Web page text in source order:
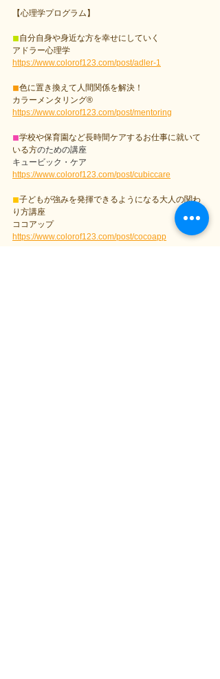
【心理学プログラム】
◼︎自分自身や身近な方を幸せにしていく
アドラー心理学
https://www.colorof123.com/post/adler-1
◼︎色に置き換えて人間関係を解決！
カラーメンタリング®︎
https://www.colorof123.com/post/mentoring
◼︎学校や保育園など長時間ケアするお仕事に就いて
いる方のための講座
キュービック・ケア
https://www.colorof123.com/post/cubiccare
◼︎子どもが強みを発揮できるようになる大人の関わ
り方講座
ココアップ
https://www.colorof123.com/post/cocoapp